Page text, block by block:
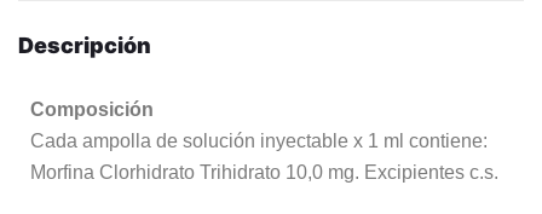
Descripción
Composición
Cada ampolla de solución inyectable x 1 ml contiene:
Morfina Clorhidrato Trihidrato 10,0 mg. Excipientes c.s.